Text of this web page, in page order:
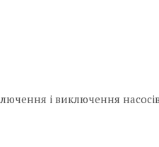
і виключення насосів